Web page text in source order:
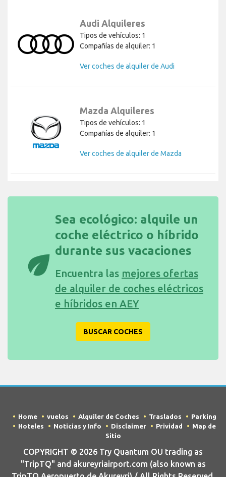
Audi Alquileres
Tipos de vehículos: 1
Compañías de alquiler: 1
Ver coches de alquiler de Audi
Mazda Alquileres
Tipos de vehículos: 1
Compañías de alquiler: 1
Ver coches de alquiler de Mazda
eco
Sea ecológico: alquile un
coche eléctrico o híbrido
durante sus vacaciones
Encuentra las mejores ofertas
de alquiler de coches eléctricos
e híbridos en AEY
BUSCAR COCHES
Home vuelos Alquiler de Coches Traslados
Parking
Hoteles
Noticias y Info Disclaimer Prividad
Map de
Sitio
COPYRIGHT © 2026 Try Quantum OU trading as
"TripTQ" and akureyriairport.com (also known as